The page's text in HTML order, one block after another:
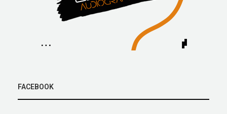
FACEBOOK